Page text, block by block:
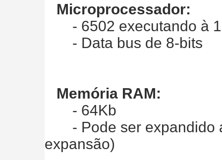
Microprocessador:
- 6502 executando à
- Data bus de 8-bits
Memória RAM:
- 64Kb
- Pode ser expandido
expansão)